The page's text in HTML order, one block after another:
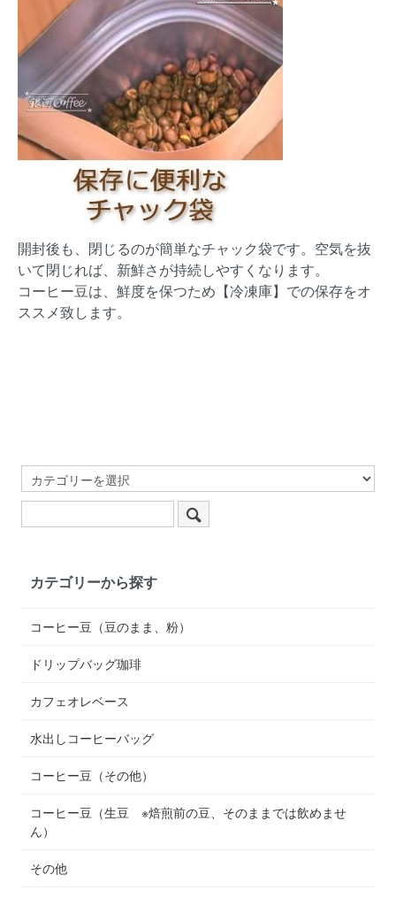
開封後も、閉じるのが簡単なチャック袋です。空気を抜
いて閉じれば、新鮮さが持続しやすくなります。
コーヒー豆は、鮮度を保つため【冷凍庫】での保存をオ
ススメ致します。
カテゴリーから探す
コーヒー豆（豆のまま、粉）
ドリップバッグ珈琲
カフェオレベース
水出しコーヒーバッグ
コーヒー豆（その他）
コーヒー豆（生豆 ※焙煎前の豆、そのままでは飲めませ
ん）
その他